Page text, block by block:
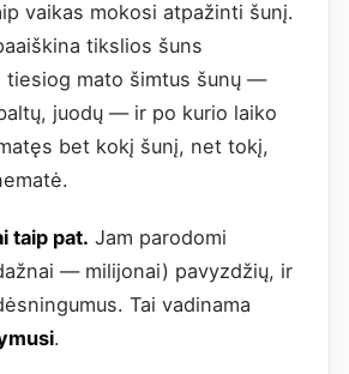
vaikas mokosi atpažinti šunį.
tikslios šuns
tiesiog mato šimtus šunų —
juodų — ir po kurio laiko
bet kokį šunį, net tokį,
taip pat. Jam parodomi
— milijonai) pavyzdžių, ir
Tai vadinama
.